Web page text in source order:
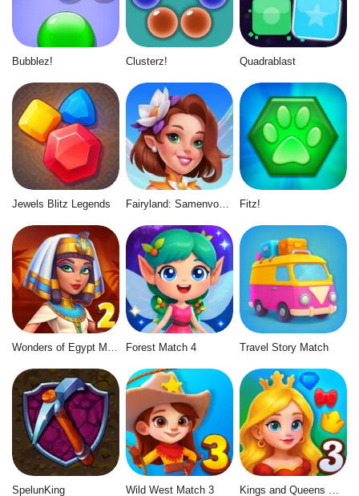
Bubblez! Clusterz! Quadrablast
Jewels Blitz Legends Fairyland: Samenvoegen & Magie Fitz!
Forest Match 4 Travel Story Match
SpelunKing Wild West Match 3